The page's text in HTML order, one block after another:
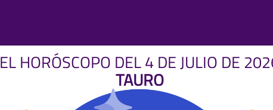
EL HORÓSCOPO DEL 4 DE JULIO DE
TAURO